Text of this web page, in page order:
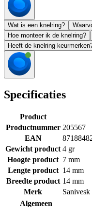
Wat is een knelring?
Hoe monteer ik de knelring?
Heeft de knelring
Specificaties
Product
Productnummer 205567
EAN
Gewicht product 4 gr
Hoogte product 7 mm
Lengte product 14 mm
Breedte product 14 mm
Merk
Sanivesk
Algemeen